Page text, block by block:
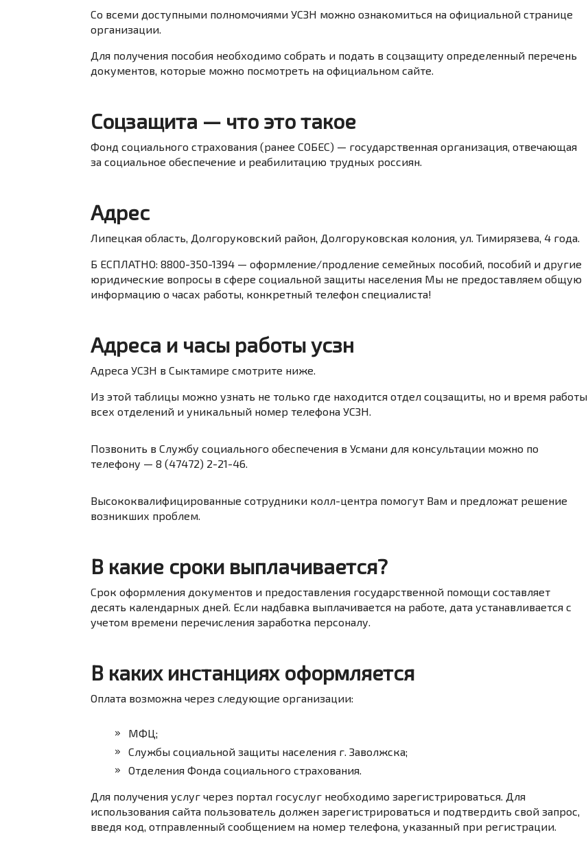
Со всеми доступными полномочиями УСЗН можно ознакомиться на официальной странице
организации.
Для получения пособия необходимо собрать и подать в соцзащиту определенный перечень
документов, которые можно посмотреть на официальном сайте.
Соцзащита — что это такое
Фонд социального страхования (ранее СОБЕС) — государственная организация, отвечающая
за социальное обеспечение и реабилитацию трудных россиян.
Адрес
Липецкая область, Долгоруковский район, Долгоруковская колония, ул. Тимирязева, 4 года.
Б ЕСПЛАТНО: 8800-350-1394 — оформление/продление семейных пособий, пособий и другие
юридические вопросы в сфере социальной защиты населения Мы не предоставляем общую
информацию о часах работы, конкретный телефон специалиста!
Адреса и часы работы усзн
Адреса УСЗН в Сыктамире смотрите ниже.
Из этой таблицы можно узнать не только где находится отдел соцзащиты, но и время работы
всех отделений и уникальный номер телефона УСЗН.
Позвонить в Службу социального обеспечения в Усмани для консультации можно по
телефону — 8 (47472) 2-21-46.
Высококвалифицированные сотрудники колл-центра помогут Вам и предложат решение
возникших проблем.
В какие сроки выплачивается?
Срок оформления документов и предоставления государственной помощи составляет
десять календарных дней. Если надбавка выплачивается на работе, дата устанавливается с
учетом времени перечисления заработка персоналу.
В каких инстанциях оформляется
Оплата возможна через следующие организации:
МФЦ;
Службы социальной защиты населения г. Заволжска;
Отделения Фонда социального страхования.
Для получения услуг через портал госуслуг необходимо зарегистрироваться. Для
использования сайта пользователь должен зарегистрироваться и подтвердить свой запрос,
введя код, отправленный сообщением на номер телефона, указанный при регистрации.